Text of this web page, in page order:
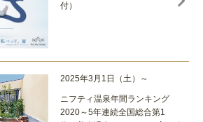
付）
2025年3月1日（土）～
ニフティ温泉年間ランキング
2020～5年連続全国総合第1